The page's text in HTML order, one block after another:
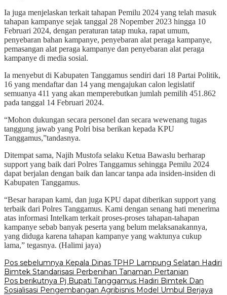
Ia juga menjelaskan terkait tahapan Pemilu 2024 yang telah masuk
tahapan kampanye sejak tanggal 28 Nopember 2023 hingga 10
Februari 2024, dengan peraturan tatap muka, rapat umum,
penyebaran bahan kampanye, penyebaran alat peraga kampanye,
pemasangan alat peraga kampanye dan penyebaran alat peraga
kampanye di media sosial.
Ia menyebut di Kabupaten Tanggamus sendiri dari 18 Partai Politik,
16 yang mendaftar dan 14 yang mengajukan calon legislatif
semuanya 411 yang akan memperebutkan jumlah pemilih 451.862
pada tanggal 14 Februari 2024.
“Mohon dukungan secara personel dan secara wewenang tugas
tanggung jawab yang Polri bisa berikan kepada KPU
Tanggamus,”tandasnya.
Ditempat sama, Najih Mustofa selaku Ketua Bawaslu berharap
support yang baik dari Polres Tanggamus sehingga Pemilu 2024
dapat berjalan dengan baik dan lancar tanpa ada insiden-insiden di
Kabupaten Tanggamus.
“Besar harapan kami, dan juga KPU dapat diberikan support yang
terbaik dari Polres Tanggamus. Kami dengan senang hati menerima
atas informasi Intelkam terkait proses-proses tahapan-tahapan
kampanye sebab banyak peserta yang belum melaksanakannya,
yang diduga karena tahapan kampanye yang waktunya cukup
lama,” tegasnya. (Halimi jaya)
Navigasi
pos
Pos sebelumnya Kepala Dinas TPHP Lampung Selatan Hadiri
Bimtek Standarisasi Perbenihan Tanaman Pertanian
Pos berikutnya Pj Bupati Tanggamus Hadiri Bimtek Dan
Sosialisasi Pengembangan Agribisnis Model Umbul Berjaya